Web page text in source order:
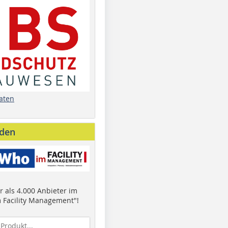
als 4.000 Anbieter im
Facility Management"!